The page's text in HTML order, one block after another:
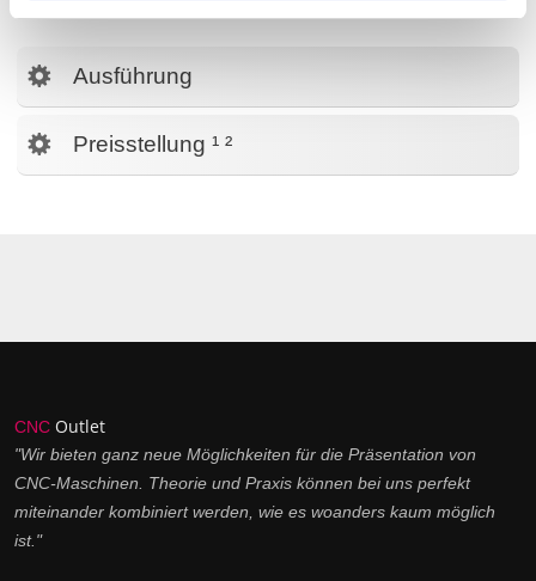
Ausführung
Preisstellung ¹ ²
CNC Outlet
"Wir bieten ganz neue Möglichkeiten für die Präsentation von
CNC-Maschinen. Theorie und Praxis können bei uns perfekt
miteinander kombiniert werden, wie es woanders kaum möglich
ist."